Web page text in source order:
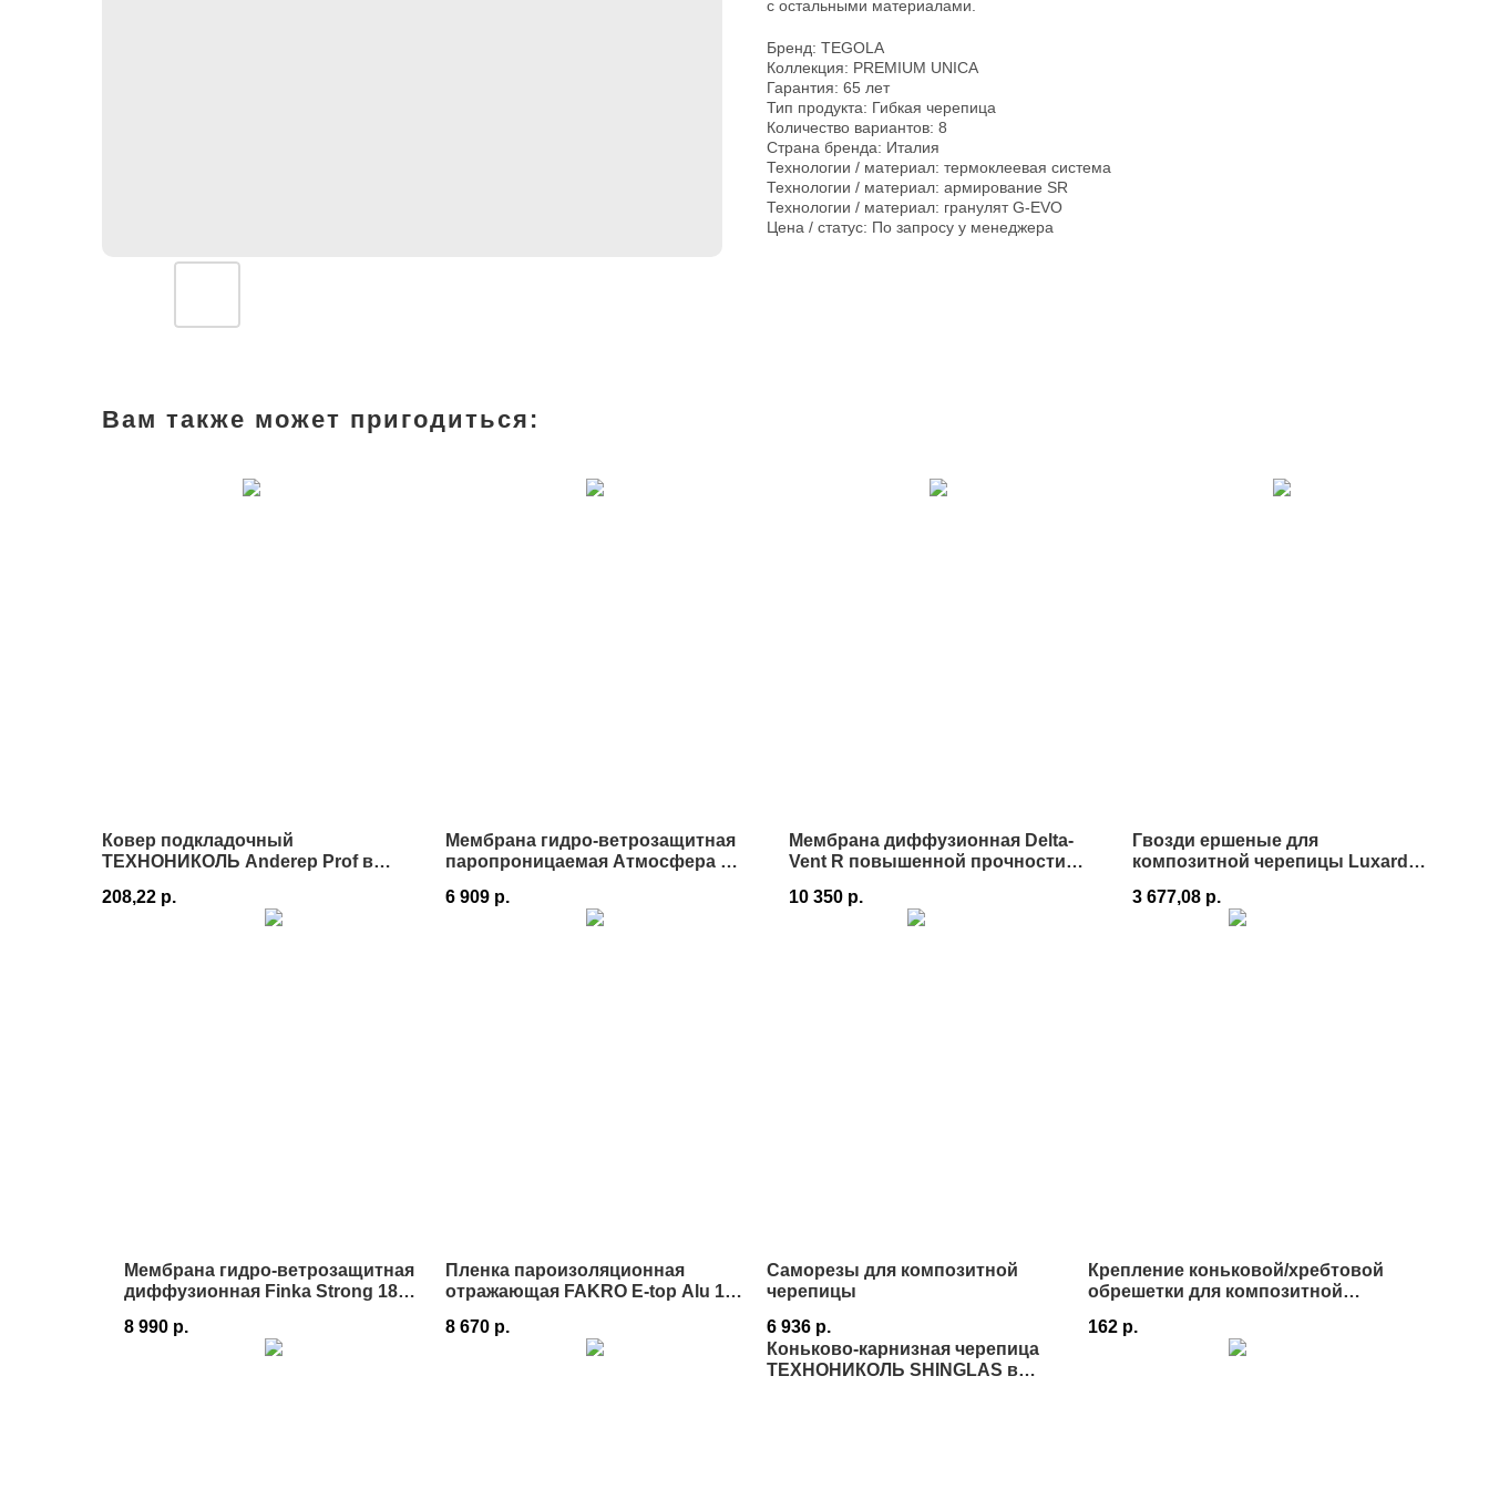
с остальными материалами.
Бренд: TEGOLA
Коллекция: PREMIUM UNICA
Гарантия: 65 лет
Тип продукта: Гибкая черепица
Количество вариантов: 8
Страна бренда: Италия
Технологии / материал: термоклеевая система
Технологии / материал: армирование SR
Технологии / материал: гранулят G-EVO
Цена / статус: По запросу у менеджера
Вам также может пригодиться:
Ковер подкладочный
ТЕХНОНИКОЛЬ Anderep Prof в
208,22 р.
Мембрана гидро-ветрозащитная
паропроницаемая Атмосфера M
6 909 р.
Мембрана диффузионная Delta-
Vent R повышенной прочности
10 350 р.
Гвозди ершеные для
композитной черепицы Luxard
3 677,08 р.
Мембрана гидро-ветрозащитная
диффузионная Finka Strong 180
8 990 р.
Пленка пароизоляционная
отражающая FAKRO E-top Alu 110
8 670 р.
Саморезы для композитной
черепицы
6 936 р.
Крепление коньковой/хребтовой
обрешетки для композитной
162 р.
Коньково-карнизная черепица
ТЕХНОНИКОЛЬ SHINGLAS в